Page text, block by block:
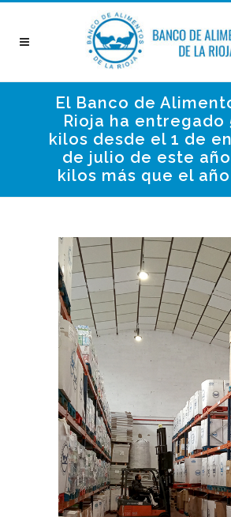
El Banco de
Rioja ha entregado
kilos desde el 1 de
de julio de este
kilos más que el